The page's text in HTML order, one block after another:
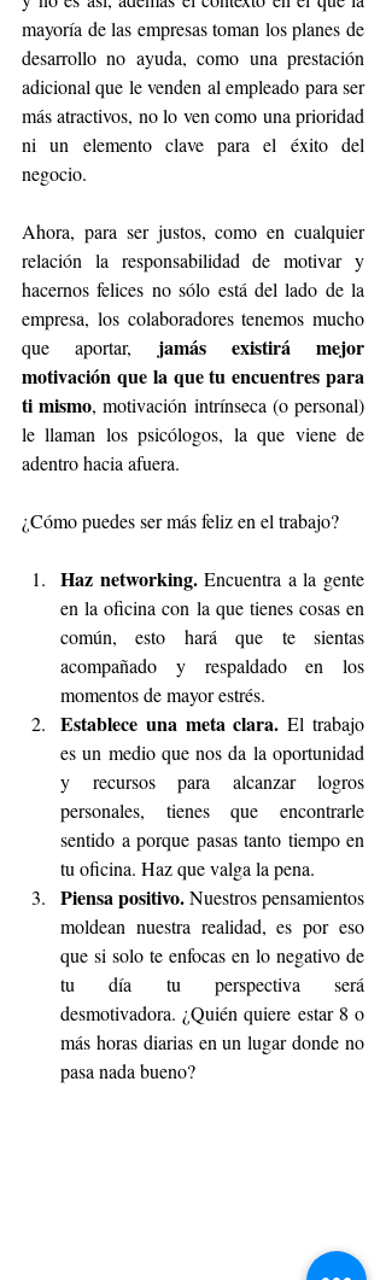
mayoría de las empresas toman los planes de
desarrollo no ayuda, como una prestación
adicional que le venden al empleado para ser
más atractivos, no lo ven como una prioridad
ni un elemento clave para el éxito del
negocio.
Ahora, para ser justos, como en cualquier
relación la responsabilidad de motivar y
hacernos felices no sólo está del lado de la
empresa, los colaboradores tenemos mucho
que aportar,
jamás existirá mejor
motivación que la que tu encuentres para
ti mismo, motivación intrínseca (o personal)
le llaman los psicólogos, la que viene de
adentro hacia afuera.
¿Cómo puedes ser más feliz en el trabajo?
Haz networking. Encuentra a la gente
en la oficina con la que tienes cosas en
común, esto hará que te sientas
acompañado y respaldado en los
momentos de mayor estrés.
Establece una meta clara. El trabajo
es un medio que nos da la oportunidad
y recursos para alcanzar logros
personales, tienes que encontrarle
sentido a porque pasas tanto tiempo en
tu oficina. Haz que valga la pena.
Piensa positivo. Nuestros pensamientos
moldean nuestra realidad, es por eso
que si solo te enfocas en lo negativo de
tu día tu perspectiva será
desmotivadora. ¿Quién quiere estar 8 o
más horas diarias en un lugar donde no
pasa nada bueno?